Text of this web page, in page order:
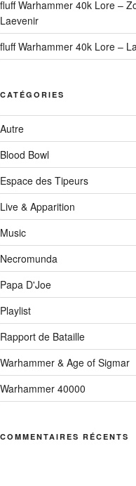
fluff Warhammer 40k Lore –
Laevenir
fluff Warhammer 40k Lore –
CATÉGORIES
Autre
Blood Bowl
Espace des Tipeurs
Live & Apparition
Music
Necromunda
Papa D'Joe
Playlist
Rapport de Bataille
Warhammer & Age of Sigmar
Warhammer 40000
COMMENTAIRES RÉCENTS